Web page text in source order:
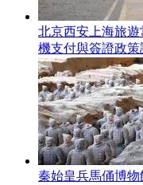
北京西安上海旅
機支付與簽證政策
秦始皇兵馬俑博